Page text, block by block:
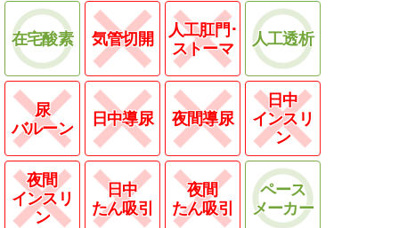
在宅酸素 気管切開
人工肛門･
ストーマ
人工透析
尿
バルーン
日中導尿 夜間導尿
日中
インスリ
ン
夜間
インスリ
ン
日中
たん吸引
夜間
たん吸引
ペース
メーカー